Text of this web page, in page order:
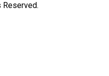
Reserved.